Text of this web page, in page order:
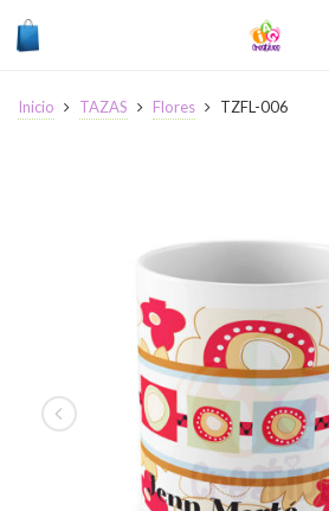
Inicio TAZAS Flores TZFL-006